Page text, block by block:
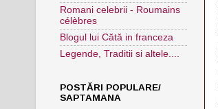
Romani celebrii - Roumains
célèbres
Blogul lui Cătă in franceza
Legende, Traditii si altele....
POSTĂRI POPULARE/
SAPTAMANA